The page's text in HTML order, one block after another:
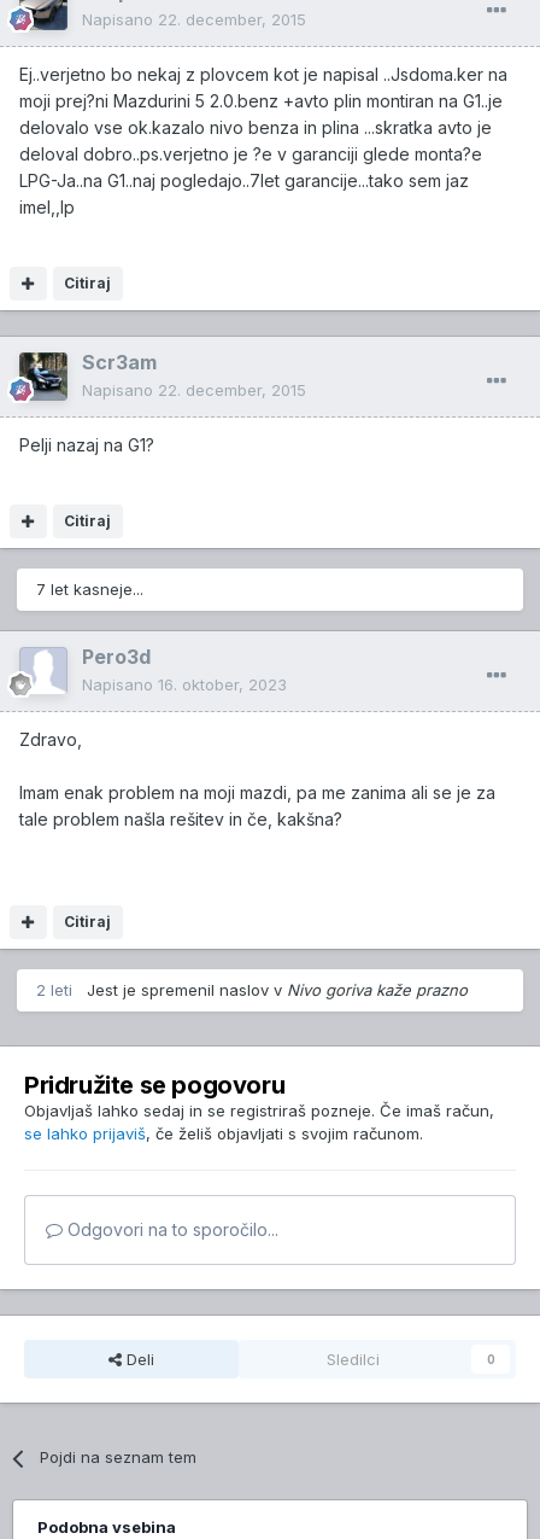
Napisano 22. december, 2015
Ej..verjetno bo nekaj z plovcem kot je napisal ..Jsdoma.ker na
moji prej?ni Mazdurini 5 2.0.benz +avto plin montiran na G1..je
delovalo vse ok.kazalo nivo benza in plina ...skratka avto je
deloval dobro..ps.verjetno je ?e v garanciji glede monta?e
LPG-Ja..na G1..naj pogledajo..7let garancije...tako sem jaz
imel,,lp
Citiraj
Scr3am
Napisano 22. december, 2015
Pelji nazaj na G1?
Citiraj
7 let kasneje...
Pero3d
Napisano 16. oktober, 2023
Zdravo,
Imam enak problem na moji mazdi, pa me zanima ali se je za
tale problem našla rešitev in če, kakšna?
Citiraj
2 leti Jest je spremenil naslov v Nivo goriva kaže prazno
Pridružite se pogovoru
Objavljaš lahko sedaj in se registriraš pozneje. Če imaš račun,
se lahko prijaviš, če želiš objavljati s svojim računom.
Odgovori na to sporočilo...
Deli Sledilci 0
Pojdi na seznam tem
Podobna vsebina